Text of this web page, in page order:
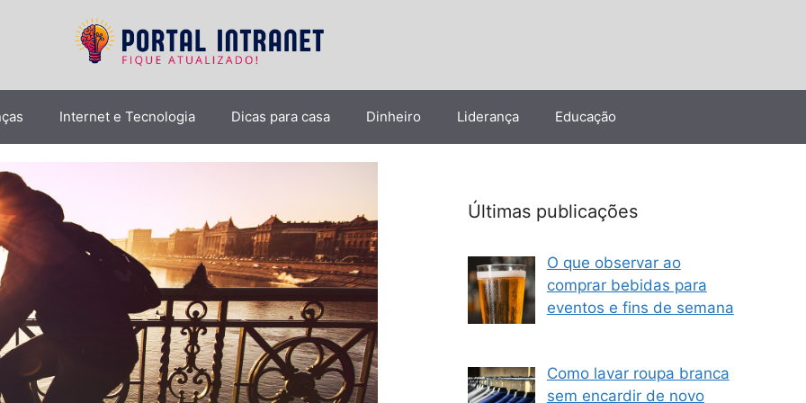
Internet e Tecnologia Dicas para casa Dinheiro Liderança Educação
Últimas publicações
O que observar ao
comprar bebidas para
eventos e fins de semana
Como lavar roupa branca
sem encardir de novo